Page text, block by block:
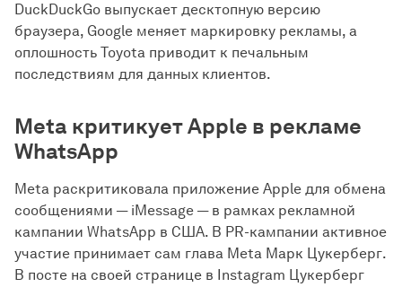
DuckDuckGo выпускает десктопную версию
браузера, Google меняет маркировку рекламы, а
оплошность Toyota приводит к печальным
последствиям для данных клиентов.
Meta критикует Apple в рекламе
WhatsApp
Meta раскритиковала приложение Apple для обмена
сообщениями — iMessage — в рамках рекламной
кампании WhatsApp в США. В PR-кампании активное
участие принимает сам глава Meta Марк Цукерберг.
В посте на своей странице в Instagram Цукерберг